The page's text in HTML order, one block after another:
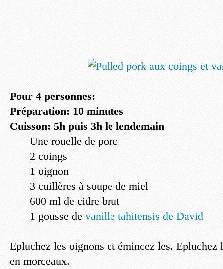
Pour 4 personnes:
Préparation: 10 minutes
Cuisson: 5h puis 3h le lendemain
Une rouelle de porc
2 coings
1 oignon
3 cuillères à soupe de miel
600 ml de cidre brut
1 gousse de vanille tahitensis de David
Epluchez les oignons et émincez les. Epluchez
en morceaux.